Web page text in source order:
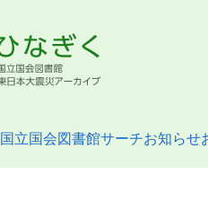
国立国会図書館サーチお知らせ